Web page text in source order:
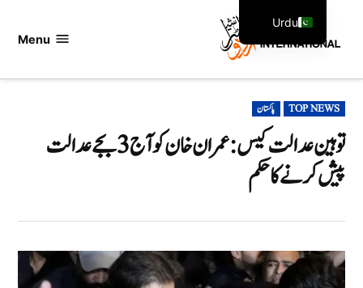
Menu
POSTED
IN
TOP NEWS پاکستان
توہین عدالت کیس: عمران خان کو آج 3 بجے عدالت
پیش کرنے کا حکم
Urdu
English